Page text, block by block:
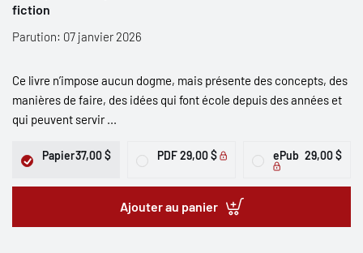
fiction
Parution: 07 janvier 2026
Ce livre n’impose aucun dogme, mais présente des concepts, des
manières de faire, des idées qui font école depuis des années et
qui peuvent servir ...
Papier37,00 $ PDF29,00 $ ePub 29,00 $
Ajouter au panier